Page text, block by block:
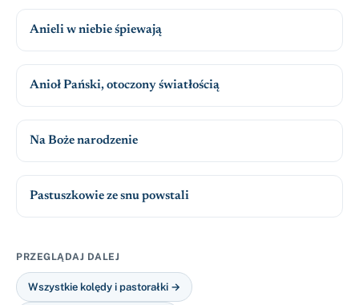
Anieli w niebie śpiewają
Anioł Pański, otoczony światłością
Na Boże narodzenie
Pastuszkowie ze snu powstali
PRZEGLĄDAJ DALEJ
Wszystkie kolędy i pastorałki →